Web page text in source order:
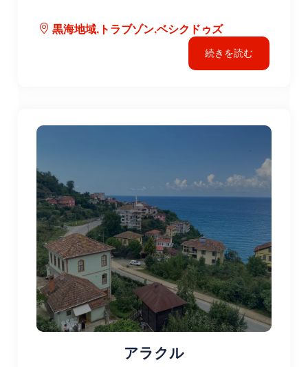
黒海地域,トラブゾン,ベシクドゥズ
続きを読む
アラクル